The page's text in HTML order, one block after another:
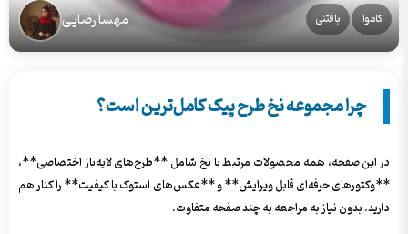
کاموا بافتنی مهسا رضایی
چرا مجموعه نخ طرح پیک کامل‌ترین است؟
در این صفحه، همه محصولات مرتبط با نخ شامل **طرح‌های لایه‌باز اختصاصی**،
**وکتورهای حرفه‌ای قابل ویرایش** و **عکس‌های استوک با کیفیت** را کنار هم
دارید. بدون نیاز به مراجعه به چند صفحه متفاوت.